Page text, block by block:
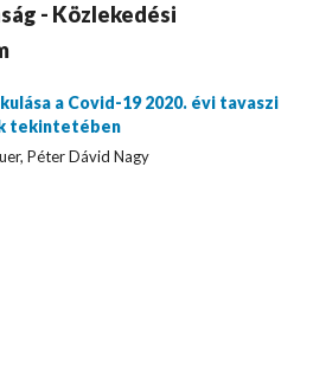
- Közlekedési
a Covid-19 2020. évi tavaszi
tekintetében
Péter Dávid Nagy